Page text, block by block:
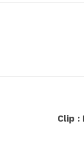
Clip